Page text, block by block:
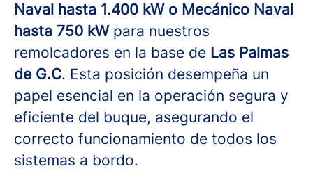
Naval hasta 1.400 kW o Mecánico Naval
hasta 750 kWpara nuestros
remolcadores en la base de Las Palmas
de G.C. Esta posición desempeña un
papel esencial en la operación segura y
eficiente del buque, asegurando el
correcto funcionamiento de todos los
sistemas a bordo.